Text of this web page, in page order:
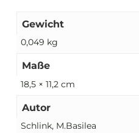
Gewicht
0,049 kg
Maße
18,5 × 11,2 cm
Autor
Schlink, M.Basilea